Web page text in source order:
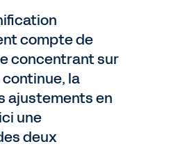
compte de
concentrant sur
la
ajustements en
une
deux